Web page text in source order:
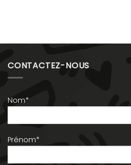
CONTACTEZ-NOUS
Nom*
Prénom*